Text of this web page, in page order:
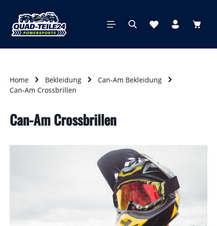
springen
Home Bekleidung
Can-Am Bekleidung
Can-Am Crossbrillen
Can-Am Crossbrillen